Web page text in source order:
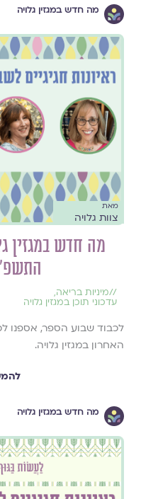
מה חדש במגזין גלויה
מאת
צוות גלויה
התשפ״ב
//מיניות בריאה,
עדכוני תוכן במגזין גלויה
לכבוד שבוע הספר, אספנו
האחרון במגזין גלויה.
מה חדש במגזין גלויה